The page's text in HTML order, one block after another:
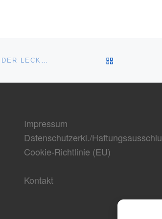
ZURÜCK
Impressum
Datenschutzerkl./
Cookie-Richtlinie (EU)
Kontakt